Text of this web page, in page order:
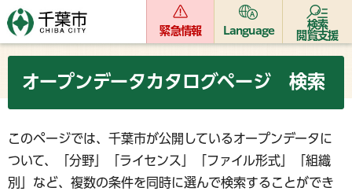
緊急情報 Language
検索
閲覧支援
オープンデータカタログページ 検索
このページでは、千葉市が公開しているオープンデータに
ついて、「分野」「ライセンス」「ファイル形式」「組織
別」など、複数の条件を同時に選んで検索することができ